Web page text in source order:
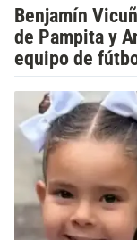
Benjamín
de Pampita y
equipo de